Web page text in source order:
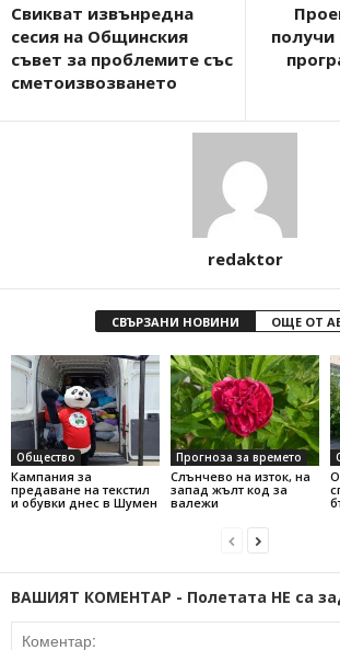
Свикват извънредна
сесия на Общинския
съвет за проблемите със
сметоизвозването
получи
redaktor
СВЪРЗАНИ НОВИНИ ОЩЕ ОТ
Общество
Кампания за
предаване на текстил
и обувки днес в Шумен
Прогноза за времето
Слънчево на изток, на
запад жълт код за
валежи
ВАШИЯТ КОМЕНТАР - Полетата НЕ са